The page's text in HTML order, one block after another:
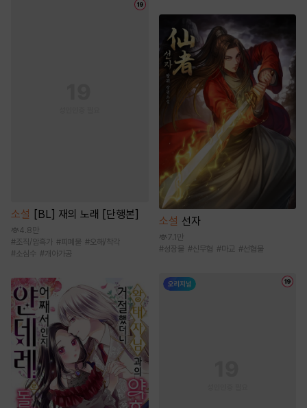
소설 [BL] 재의 노래 [단행본]
4.8만
#조직/암흑가 #피폐물 #오해/착각
#소심수 # 개아가공
소설 선자
7.1만
#성장물 #신무협 #마교 #선협물